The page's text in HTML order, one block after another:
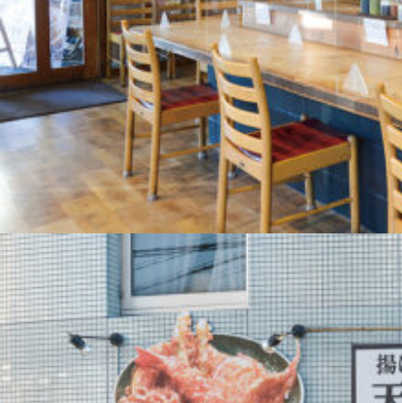
誠光社で選びました。
おすすめの本
紹介します。
おすすめのイベント